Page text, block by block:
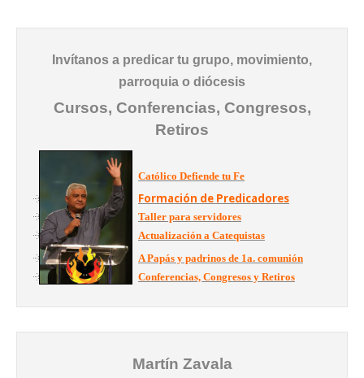
Invítanos a predicar tu grupo, movimiento,
parroquia o diócesis
Cursos, Conferencias, Congresos,
Retiros
Católico Defiende tu Fe
Formación de Predicadores
Taller para servidores
Actualización a Catequistas
A Papás y padrinos de 1a. comunión
Conferencias, Congresos y Retiros
Martín Zavala